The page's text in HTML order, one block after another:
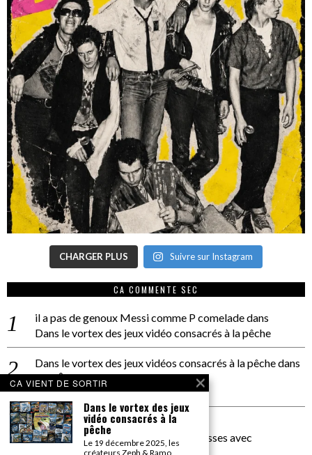
CHARGER PLUS Suivre sur Instagram
CA COMMENTE SEC
il a pas de genoux Messi comme P comeladedans
Dans le vortex des jeux vidéo consacrés à la pêche
Dans le vortex des jeux vidéos consacrés à la pêchedans
PACÔME THIELLEMENT
La séance d’Hip Gnose
La Patrie
dans
On a parlé Dolce Vita et lutte des classes avec
Bernardino Femminielli
CA VIENT DE SORTIR
Dans le vortex des jeux
vidéo consacrés à la
pêche
Le 19 décembre 2025, les
créateurs Zeph & Ramo